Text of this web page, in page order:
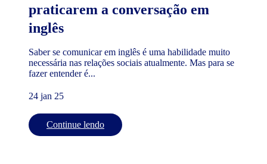
praticarem a conversação em
inglês
Saber se comunicar em inglês é uma habilidade muito
necessária nas relações sociais atualmente. Mas para se
fazer entender é...
24 jan 25
Continue lendo